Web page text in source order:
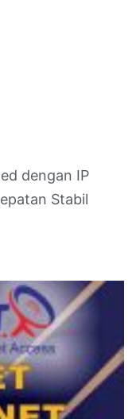
dengan IP
Stabil